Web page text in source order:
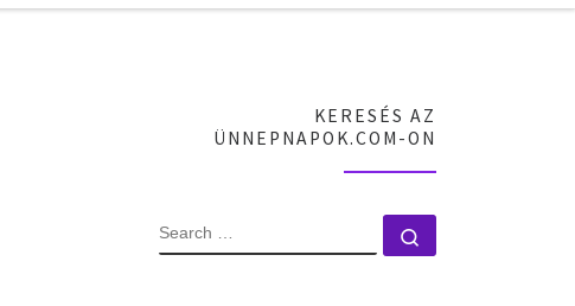
KERESÉS AZ
ÜNNEPNAPOK.COM-ON
SEARCH